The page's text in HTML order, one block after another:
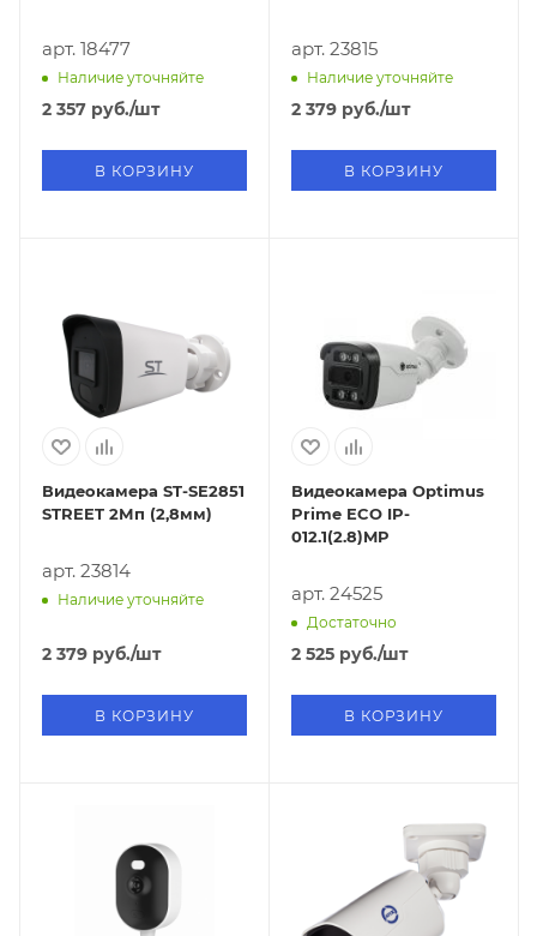
арт. 18477
Наличие уточняйте
2 357 руб./шт
В КОРЗИНУ
арт. 23815
Наличие уточняйте
2 379 руб./шт
В КОРЗИНУ
Видеокамера ST-SE2851
STREET 2Мп (2,8мм)
арт. 23814
Наличие уточняйте
2 379 руб./шт
В КОРЗИНУ
Видеокамера Optimus
Prime ECO IP-
012.1(2.8)MP
арт. 24525
Достаточно
2 525 руб./шт
В КОРЗИНУ